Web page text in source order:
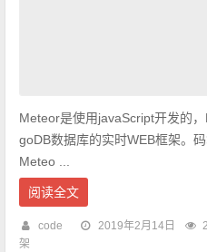
Meteor是使用javaScript开发的
goDB数据库的实时WEB框架。
Meteo ...
阅读全文
code 2019年2月14日
架